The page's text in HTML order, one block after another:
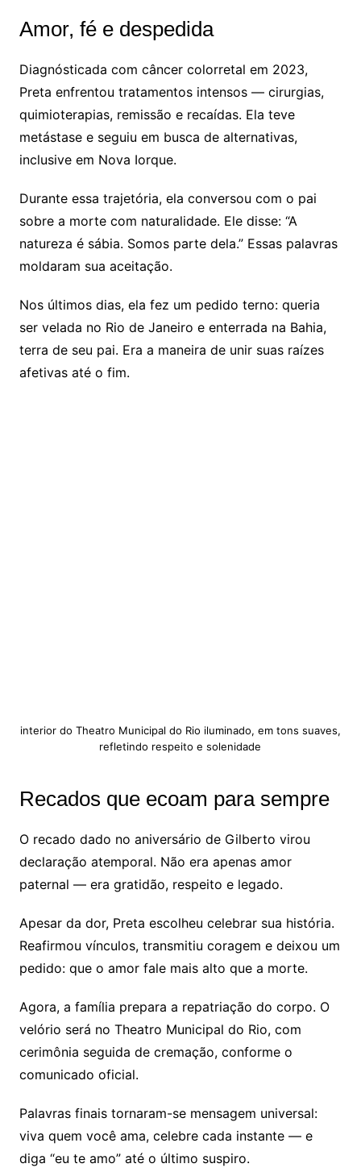
Amor, fé e despedida
Diagnósticada com câncer colorretal em 2023,
Preta enfrentou tratamentos intensos — cirurgias,
quimioterapias, remissão e recaídas. Ela teve
metástase e seguiu em busca de alternativas,
inclusive em Nova Iorque.
Durante essa trajetória, ela conversou com o pai
sobre a morte com naturalidade. Ele disse: “A
natureza é sábia. Somos parte dela.” Essas palavras
moldaram sua aceitação.
Nos últimos dias, ela fez um pedido terno: queria
ser velada no Rio de Janeiro e enterrada na Bahia,
terra de seu pai. Era a maneira de unir suas raízes
afetivas até o fim.
interior do Theatro Municipal do Rio iluminado, em tons suaves,
refletindo respeito e solenidade
Recados que ecoam para sempre
O recado dado no aniversário de Gilberto virou
declaração atemporal. Não era apenas amor
paternal — era gratidão, respeito e legado.
Apesar da dor, Preta escolheu celebrar sua história.
Reafirmou vínculos, transmitiu coragem e deixou um
pedido: que o amor fale mais alto que a morte.
Agora, a família prepara a repatriação do corpo. O
velório será no Theatro Municipal do Rio, com
cerimônia seguida de cremação, conforme o
comunicado oficial.
Palavras finais tornaram-se mensagem universal:
viva quem você ama, celebre cada instante — e
diga “eu te amo” até o último suspiro.